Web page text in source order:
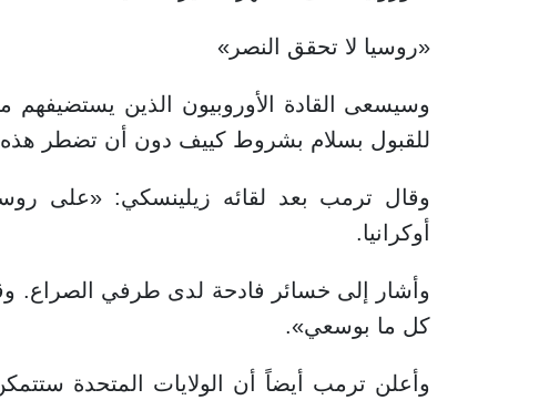
«روسيا لا تحقق النصر»
وسيسعى القادة الأوروبيون الذين
للقبول بسلام بشروط كييف دون أن تضطر هذه
وقال ترمب بعد لقائه زيلينسكي: «على
أوكرانيا.
وأشار إلى خسائر فادحة لدى طرفي الصراع.
كل ما بوسعي».
وأعلن ترمب أيضاً أن الولايات المتحدة